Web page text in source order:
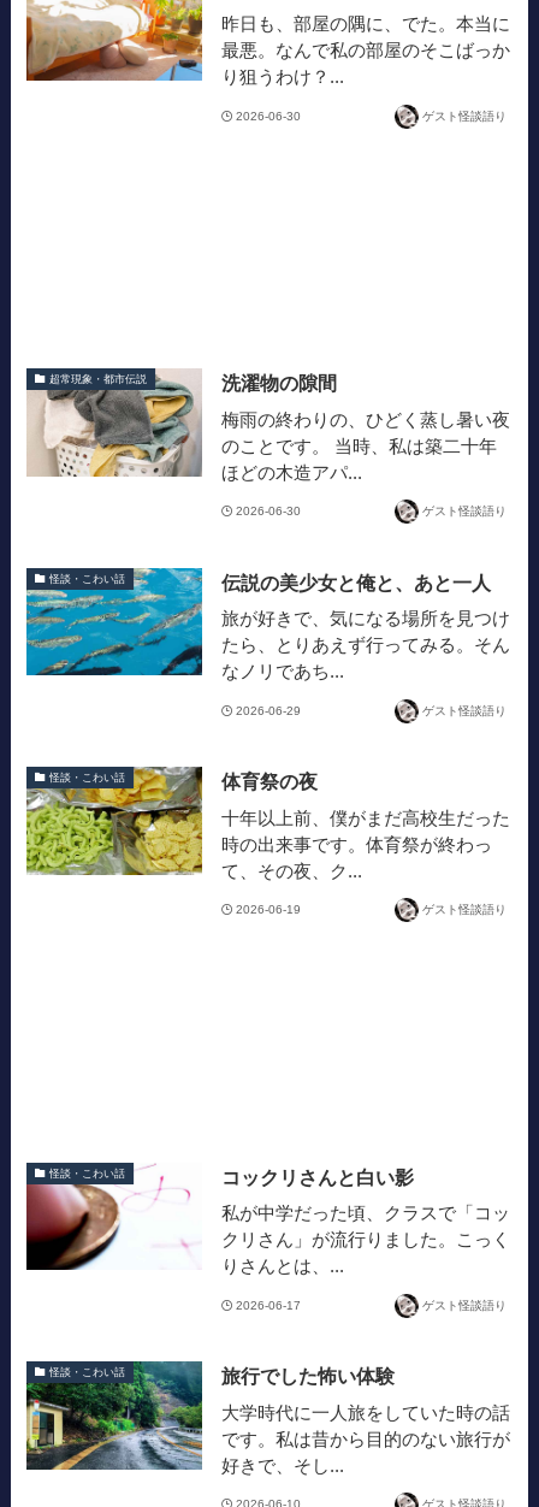
昨日も、部屋の隅に、でた。本当に
最悪。なんで私の部屋のそこばっか
り狙うわけ？...
2026-06-30 ゲスト怪談語り
超常現象・都市伝説 洗濯物の隙間
梅雨の終わりの、ひどく蒸し暑い夜
のことです。 当時、私は築二十年
ほどの木造アパ...
2026-06-30 ゲスト怪談語り
怪談・こわい話 伝説の美少女と俺と、あと一人
旅が好きで、気になる場所を見つけ
たら、とりあえず行ってみる。そん
なノリであち...
2026-06-29 ゲスト怪談語り
怪談・こわい話 体育祭の夜
十年以上前、僕がまだ高校生だった
時の出来事です。体育祭が終わっ
て、その夜、ク...
2026-06-19 ゲスト怪談語り
怪談・こわい話 コックリさんと白い影
私が中学だった頃、クラスで「コッ
クリさん」が流行りました。こっく
りさんとは、...
2026-06-17 ゲスト怪談語り
怪談・こわい話 旅行でした怖い体験
大学時代に一人旅をしていた時の話
です。私は昔から目的のない旅行が
好きで、そし...
2026-06-10 ゲスト怪談語り